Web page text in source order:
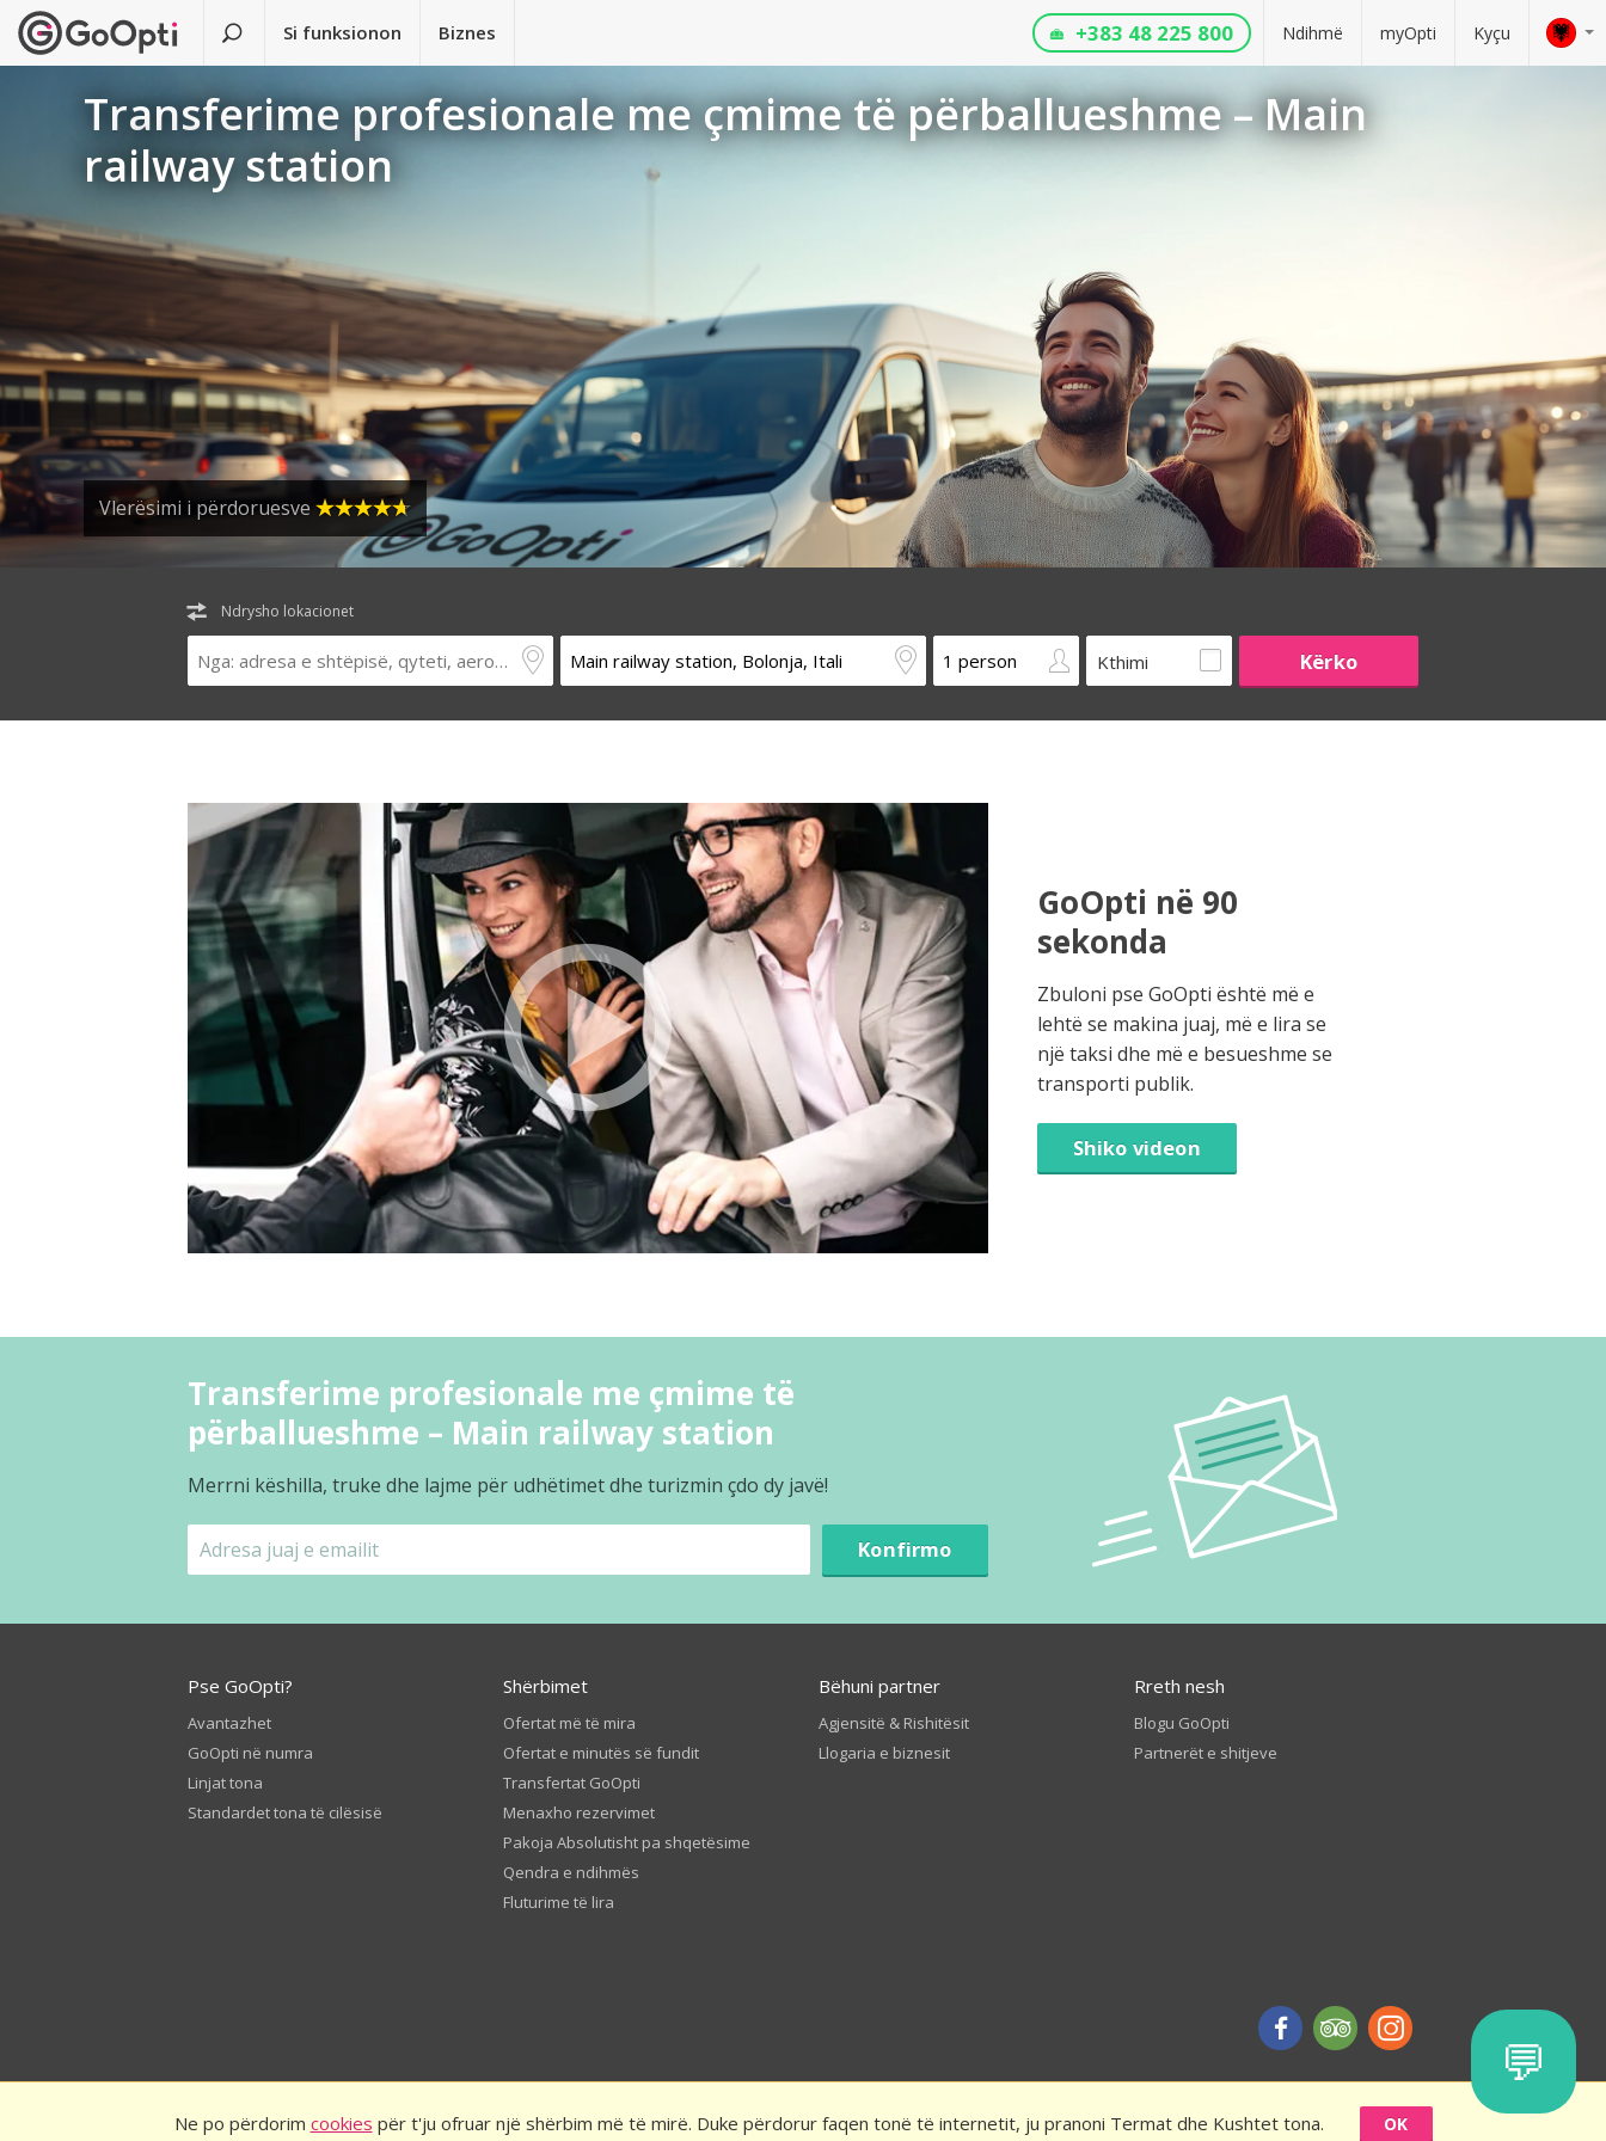
Ne po përdorim cookies për t'ju ofruar një shërbim më të mirë. Duke përdorur faqen tonë të internetit, ju pranoni Termat dhe Kushtet tona. OK
Si funksionon Biznes Ndihmë myOpti Kyçu
+383 48 225 800
Transferime profesionale me çmime të përballueshme – Main
railway station
Vlerësimi i përdoruesve
Ndrysho lokacionet
Kthimi
GoOpti në 90
sekonda
Zbuloni pse GoOpti është më e
lehtë se makina juaj, më e lira se
një taksi dhe më e besueshme se
transporti publik.
Shiko videon
Transferime profesionale me çmime të
përballueshme – Main railway station
Merrni këshilla, truke dhe lajme për udhëtimet dhe turizmin çdo dy javë!
Konfirmo
Pse GoOpti?
Avantazhet
GoOpti në numra
Linjat tona
Standardet tona të cilësisë
Shërbimet
Ofertat më të mira
Ofertat e minutës së fundit
Transfertat GoOpti
Menaxho rezervimet
Pakoja Absolutisht pa shqetësime
Qendra e ndihmës
Fluturime të lira
Bëhuni partner
Agjensitë & Rishitësit
Llogaria e biznesit
Rreth nesh
Blogu GoOpti
Partnerët e shitjeve
© 2026 GoOpti internacional Termat dhe Kushtet e GoOpti Politika e privatësisë Rezervo më herët – rregullat dhe kushtet
💬